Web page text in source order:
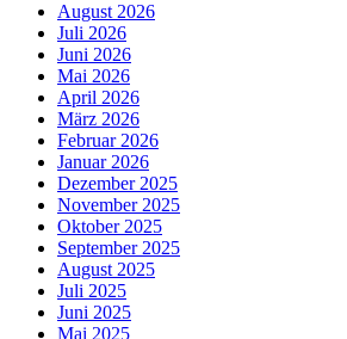
August 2026
Juli 2026
Juni 2026
Mai 2026
April 2026
März 2026
Februar 2026
Januar 2026
Dezember 2025
November 2025
Oktober 2025
September 2025
August 2025
Juli 2025
Juni 2025
Mai 2025